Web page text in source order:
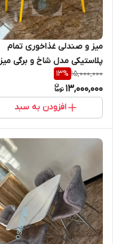
میز و صندلی غذاخوری تمام
پلاستیکی مدل شاخ و برگی میز
تاشو ست چهار نفره
15,000,000
13%
13,000,000
افزودن به سبد